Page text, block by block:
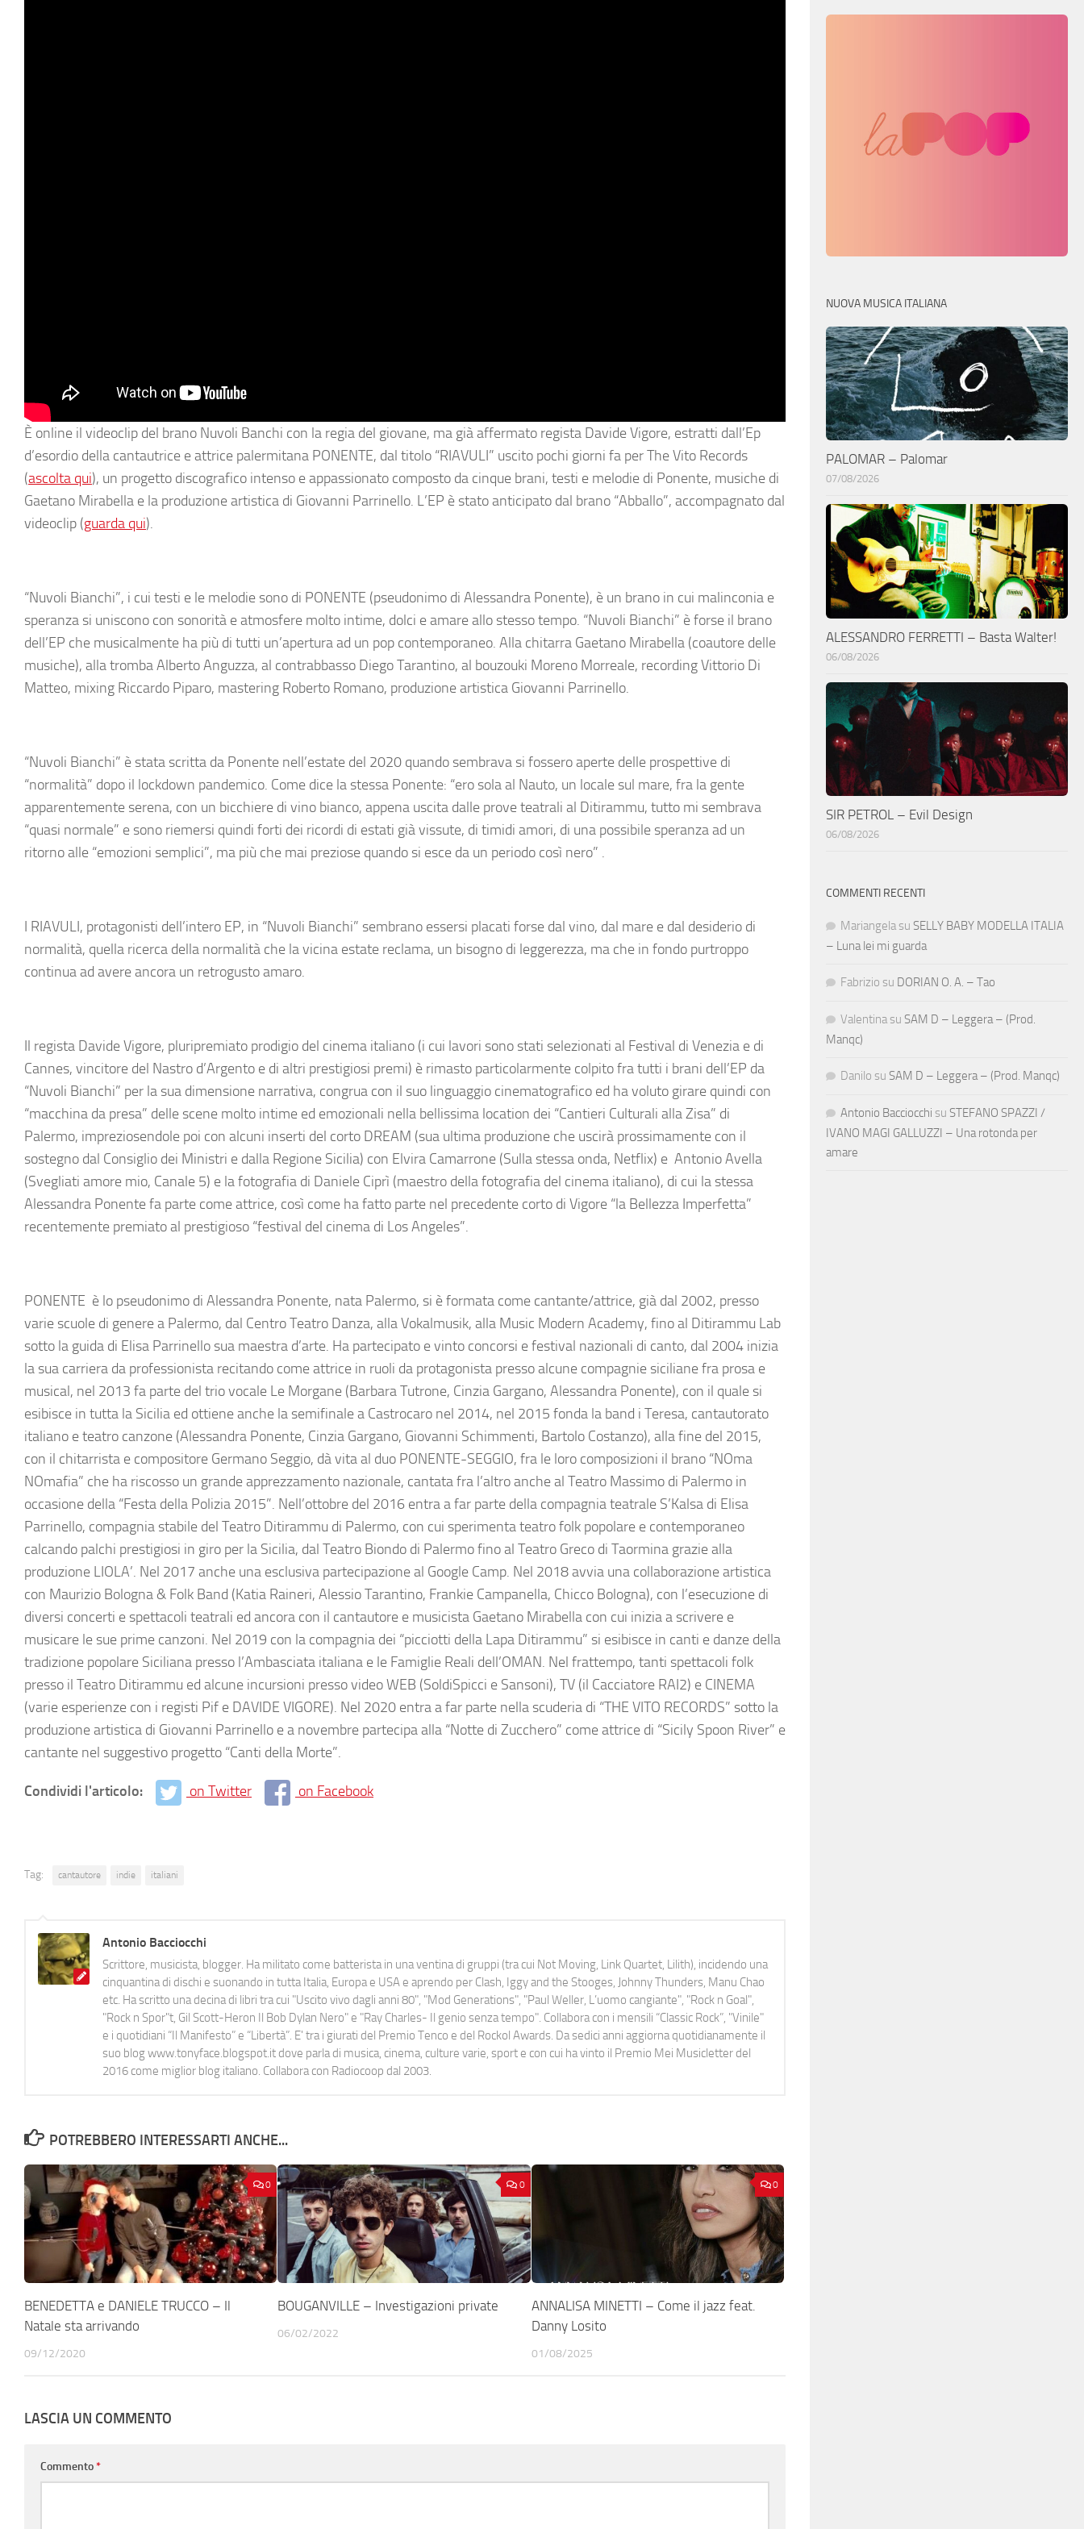
È online il videoclip del brano Nuvoli Banchi con la regia del giovane, ma già affermato regista Davide Vigore, estratti dall’Ep
d’esordio della cantautrice e attrice palermitana PONENTE, dal titolo “RIAVULI” uscito pochi giorni fa perThe Vito Records
(ascolta qui), un progetto discografico intenso e appassionato composto da cinque brani, testi e melodie di Ponente, musiche di
Gaetano Mirabella e la produzione artistica di Giovanni Parrinello. L’EP è stato anticipato dal brano “Abballo”, accompagnato dal
videoclip (guarda qui).
“Nuvoli Bianchi”, i cui testi e le melodie sono di PONENTE (pseudonimo di Alessandra Ponente), è un brano in cui malinconia e
speranza si uniscono con sonorità e atmosfere molto intime, dolci e amare allo stesso tempo. “Nuvoli Bianchi” è forse il brano
dell’EP che musicalmente ha più di tutti un’apertura ad un pop contemporaneo. Alla chitarra Gaetano Mirabella (coautore delle
musiche), alla trombaAlberto Anguzza, al contrabbasso Diego Tarantino, al bouzouki Moreno Morreale, recordingVittorio Di
Matteo, mixing Riccardo Piparo, mastering Roberto Romano, produzione artistica Giovanni Parrinello.
“Nuvoli Bianchi” è stata scritta da Ponente nell’estate del 2020 quando sembrava si fossero aperte delle prospettive di
“normalità” dopo il lockdown pandemico. Come dice la stessa Ponente: “ero sola al Nauto, un locale sul mare, fra la gente
apparentemente serena, con un bicchiere di vino bianco, appena uscita dalle prove teatrali al Ditirammu, tutto mi sembrava
“quasi normale” e sono riemersi quindi forti dei ricordi di estati già vissute, di timidi amori, di una possibile speranza ad un
ritorno alle “emozioni semplici”, ma più che mai preziose quando si esce da un periodo così nero” .
I RIAVULI, protagonisti dell’intero EP, in “Nuvoli Bianchi” sembrano essersi placati forse dal vino, dal mare e dal desiderio di
normalità, quella ricerca della normalità che la vicina estate reclama, un bisogno di leggerezza, ma che in fondo purtroppo
continua ad avere ancora un retrogusto amaro.
Il regista Davide Vigore, pluripremiato prodigio del cinema italiano (i cui lavori sono stati selezionati al Festival di Venezia e di
Cannes, vincitore del Nastro d’Argento e di altri prestigiosi premi) è rimasto particolarmente colpito fra tutti i brani dell’EP da
“Nuvoli Bianchi” per la sua dimensione narrativa, congrua con il suo linguaggio cinematografico ed ha voluto girare quindi con
“macchina da presa” delle scene molto intime ed emozionali nella bellissima location dei “Cantieri Culturali alla Zisa” di
Palermo, impreziosendole poi con alcuni inserti del corto DREAM (sua ultima produzione che uscirà prossimamente con il
sostegno dal Consiglio dei Ministri e dalla Regione Sicilia) con Elvira Camarrone (Sulla stessa onda, Netflix) e Antonio Avella
(Svegliati amore mio, Canale 5) e la fotografia di Daniele Ciprì (maestro della fotografia del cinema italiano), di cui la stessa
Alessandra Ponente fa parte come attrice, così come ha fatto parte nel precedente corto di Vigore “la Bellezza Imperfetta”
recentemente premiato al prestigioso “festival del cinema di Los Angeles”.
PONENTE è lo pseudonimo di Alessandra Ponente, nata Palermo, si è formata come cantante/attrice, già dal 2002, presso
varie scuole di genere a Palermo, dal Centro Teatro Danza, alla Vokalmusik, alla Music Modern Academy, fino al Ditirammu Lab
sotto la guida di Elisa Parrinello sua maestra d’arte. Ha partecipato e vinto concorsi e festival nazionali di canto, dal 2004 inizia
la sua carriera da professionista recitando come attrice in ruoli da protagonista presso alcune compagnie siciliane fra prosa e
musical, nel 2013 fa parte del trio vocale Le Morgane (Barbara Tutrone, Cinzia Gargano, Alessandra Ponente), con il quale si
esibisce in tutta la Sicilia ed ottiene anche la semifinale a Castrocaro nel 2014, nel 2015 fonda la band i Teresa, cantautorato
italiano e teatro canzone (Alessandra Ponente, Cinzia Gargano, Giovanni Schimmenti, Bartolo Costanzo), alla fine del 2015,
con il chitarrista e compositore Germano Seggio, dà vita al duo PONENTE-SEGGIO, fra le loro composizioni il brano “NOma
NOmafia” che ha riscosso un grande apprezzamento nazionale, cantata fra l’altro anche al Teatro Massimo di Palermo in
occasione della “Festa della Polizia 2015”. Nell’ottobre del 2016 entra a far parte della compagnia teatrale S’Kalsa di Elisa
Parrinello, compagnia stabile del Teatro Ditirammu di Palermo, con cui sperimenta teatro folk popolare e contemporaneo
calcando palchi prestigiosi in giro per la Sicilia, dal Teatro Biondo di Palermofino al Teatro Greco di Taormina grazie alla
produzione LIOLA’. Nel 2017 anche una esclusiva partecipazione al Google Camp. Nel 2018 avvia una collaborazione artistica
con Maurizio Bologna & Folk Band (Katia Raineri, Alessio Tarantino, Frankie Campanella, Chicco Bologna), con l’esecuzione di
diversi concerti e spettacoli teatrali ed ancora con il cantautore e musicista Gaetano Mirabella con cui inizia a scrivere e
musicare le sue prime canzoni. Nel 2019 con la compagnia dei “picciotti della Lapa Ditirammu” si esibisce in canti e danze della
tradizione popolare Siciliana presso l’Ambasciata italiana e le Famiglie Reali dell’OMAN. Nel frattempo, tanti spettacoli folk
presso il Teatro Ditirammu ed alcune incursioni presso video WEB (SoldiSpicci e Sansoni), TV (il Cacciatore RAI2) e CINEMA
(varie esperienze con i registi Pif e DAVIDE VIGORE). Nel 2020 entra a far parte nella scuderia di “THE VITO RECORDS” sotto la
produzione artistica di Giovanni Parrinello e a novembre partecipa alla “Notte di Zucchero” come attrice di “Sicily Spoon River” e
cantante nel suggestivo progetto “Canti della Morte”.
Condividi l'articolo: on Twitter on Facebook
Tag: cantautore indie italiani
Antonio Bacciocchi
Scrittore, musicista, blogger. Ha militato come batterista in una ventina di gruppi (tra cui Not Moving, Link Quartet, Lilith), incidendo una
cinquantina di dischi e suonando in tutta Italia, Europa e USA e aprendo per Clash, Iggy and the Stooges, Johnny Thunders, Manu Chao
etc. Ha scritto una decina di libri tra cui "Uscito vivo dagli anni 80", "Mod Generations", "Paul Weller, L’uomo cangiante", "Rock n Goal",
"Rock n Spor"t, Gil Scott-Heron Il Bob Dylan Nero" e "Ray Charles- Il genio senza tempo". Collabora con i mensili “Classic Rock”, "Vinile"
e i quotidiani “Il Manifesto” e “Libertà”. E' tra i giurati del Premio Tenco e del Rockol Awards. Da sedici anni aggiorna quotidianamente il
suo blog www.tonyface.blogspot.it dove parla di musica, cinema, culture varie, sport e con cui ha vinto il Premio Mei Musicletter del
2016 come miglior blog italiano. Collabora con Radiocoop dal 2003.
POTREBBERO INTERESSARTI ANCHE...
0
BENEDETTA e DANIELE TRUCCO – Il
Natale sta arrivando
09/12/2020
0
BOUGANVILLE – Investigazioni private
06/02/2022
0
ANNALISA MINETTI – Come il jazz feat.
Danny Losito
01/08/2025
LASCIA UN COMMENTO
Commento*
NUOVA MUSICA ITALIANA
PALOMAR – Palomar
07/08/2026
ALESSANDRO FERRETTI – Basta Walter!
06/08/2026
SIR PETROL – Evil Design
06/08/2026
COMMENTI RECENTI
Mariangela su SELLY BABY MODELLA ITALIA
– Luna lei mi guarda
Fabrizio su DORIAN O. A. – Tao
Valentina su SAM D – Leggera – (Prod.
Manqc)
Danilo su SAM D – Leggera – (Prod. Manqc)
Antonio Bacciocchi su STEFANO SPAZZI /
IVANO MAGI GALLUZZI – Una rotonda per
amare